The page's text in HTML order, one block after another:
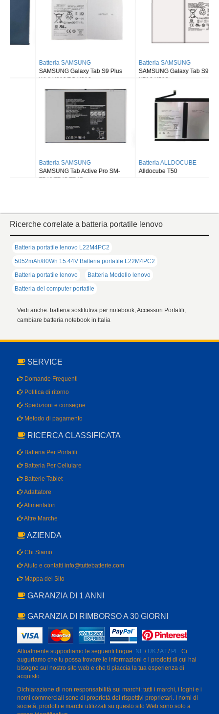
Batteria SAMSUNG
SAMSUNG Galaxy Tab S9 Plus
Wi-fi X810/5G X816
Batteria SAMSUNG
SAMSUNG Galaxy Tab S9FE X510
X516 X518
Batteria SAMSUNG
SAMSUNG Tab Active Pro SM-
T540/T545/T547
Batteria ALLDOCUBE
Alldocube T50
Ricerche correlate a batteria portatile lenovo
Batteria portatile lenovo L22M4PC2
5052mAh/80Wh 15.44V Batteria portatile L22M4PC2
Batteria portatile lenovo
Batteria Modello lenovo
Batteria del computer portatile
Vedi anche: batteria sostitutiva per notebook, Accessori Portatili,
cambiare batteria notebook in Italia
SERVICE
Domande Frequenti
Politica di ritorno
Spedizioni e consegne
Metodo di pagamento
RICERCA CLASSIFICATA
Batteria Per Portatili
Batteria Per Cellulare
Batterie Tablet
Adattatore
Alimentatori
Altre Marche
AZIENDA
Chi Siamo
Aiuto e contatti info@tuttebatterie.com
Mappa del Sito
GARANZIA DI 1 ANNI
GARANZIA DI RIMBORSO A 30 GIORNI
Attualmente supportiamo le seguenti lingue: NL / UK /AT / PL. Ci
auguriamo che tu possa trovare le informazioni e i prodotti di cui hai
bisogno sul nostro sito web e che ti piaccia la tua esperienza di
acquisto.
Dichiarazione di non responsabilità sui marchi: tutti i marchi, i loghi e i
nomi commerciali sono di proprietà dei rispettivi proprietari. I nomi di
società, prodotti e marchi utilizzati su questo sito Web sono solo a